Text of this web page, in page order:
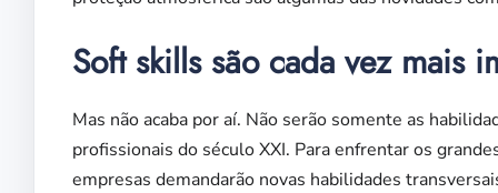
Soft skills são cada vez mais
Mas não acaba por aí. Não serão somente as
profissionais do século XXI. Para enfrentar os
empresas demandarão novas habilidades